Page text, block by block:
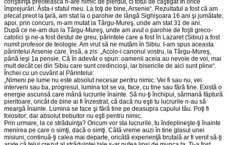
conştiinţă preotească n-are nimic de pierdut, ci totul de câştigat în orice
împrejurări. Ăsta-i sfatul meu. La toţi de bine, Arsenie“. Rezultatul a fost că am
plecat preot la ţară, am stat la o parohie de lângă Sighişoara 16 ani şi jumătate,
apoi, prin concurs, m-am mutat la Târgu-Mureş, unde am stat 31 de ani.
După ce ne-am dus la Târgu-Mureş, unde am avut o parohie de foşti greco-
catolici şi ne-a fost destul de greu, părintele care a fost în Lazaret (Sibiu) a fost
numit profesor de teologie. Am vrut să ne mutăm în Sibiu. I-am spus aceasta
părintelui Arsenie care, însă, a zis: „Acolo-i canonul vostru, la Târgu-Mureş,
până ieşi 1a pensie. Că în adevăr o spun: oamenii aceia au nevoie de voi, mai
mult decât cei din Sibiu care sunt credincioşi, iar bisericile de aici sunt pline“.
Închei cu un cuvânt al Părintelui:
„Nimeni pe lume nu este absolut necesar pentru nimic. Vei fi sau nu, vei
interveni sau ba, progresul, lumina tot se va, face, cu tine sau fără tine. Există o
energie ascunsă care mână lucrurile înainte. Să nu-ţi închipui, sărmană făptură
pieritoare, oricât de bine ai fi înzestrat, că dacă nu eşti tu lucrurile n-au să
meargă înainte. Lumina se face şi fără tine pe deasupra capului tău. Poţi fi
folositor; dar absolut trebuitor nu eşti pentru nimic.
Prin urmare, la ce străduinţa? Oricum vor sta lucrurile, tu îndeplineşte-ţi înainte
menirea pe care o simţi, dacă o simţi. Câtă vreme auzi în tine glasul unei
misiuni, continuă-ţi calea mai departe, oricâtă experienţă brutală ar fi venit să-ţi